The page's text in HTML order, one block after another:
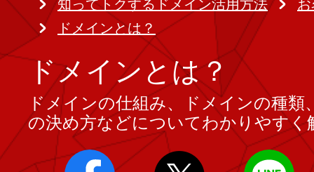
ドメイン更新
ドメイン更新とは
登録者情報変更/ドメインの譲
バックオーダー
.jpドメインバックオーダー
.com/.netドメインバックオ
レンタルサーバー
AIホームページパック
お持ちのドメインを売るなら
ドメイン売買サービス
よくある質問
ヘルプ
契約管理画面（お名前.com Navi）の
知ってトクするドメイン活用方法
ドメインとは？
ドメインとは？
ドメインの仕組み、ドメインの種類
の決め方などについてわかりやすく